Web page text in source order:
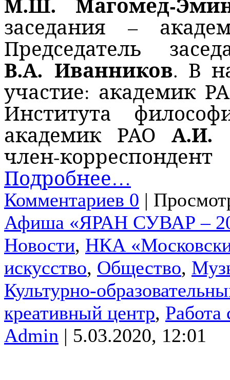
заседания –
Председатель
В.А. Иванников. В
участие: академик
Института
академик РАОА.И.
член-
Подробнее…
Комментариев 0 |
Афиша «ЯРАН СУВАР –
Новости, НКА
искусство, Общество,
Культурно-
креативный центр,
Admin | 5.03.2020, 12:01